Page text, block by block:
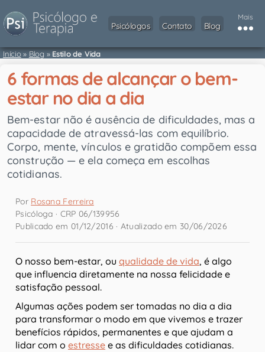
Psicólogos Contato Blog
Mais
Início» Blog»Estilo de Vida
6 formas de alcançar o bem-
estar no dia a dia
Bem-estar não é ausência de dificuldades, mas a
capacidade de atravessá-las com equilíbrio.
Corpo, mente, vínculos e gratidão compõem essa
construção — e ela começa em escolhas
cotidianas.
Por Rosana Ferreira
Psicóloga · CRP 06/139956
Publicado em 01/12/2016 · Atualizado em 30/06/2026
O nosso bem-estar, ou qualidade de vida, é algo
que influencia diretamente na nossa felicidade e
satisfação pessoal.
Algumas ações podem ser tomadas no dia a dia
para transformar o modo em que vivemos e trazer
benefícios rápidos, permanentes e que ajudam a
lidar com o estresse e as dificuldades cotidianas.